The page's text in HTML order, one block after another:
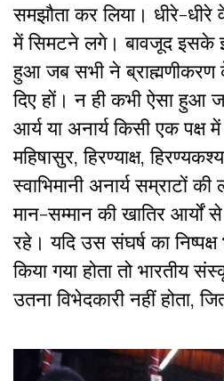
समझौता कर लिया। धीरे-धीरे
में सिमटने लगे। बावजूद इसके
हुआ जब सभी ने ब्राह्मणीकरण
दिए हों। न ही कभी ऐसा हुआ
आर्य या अनार्य किसी एक पक्ष
महिषासुर, हिरण्याक्ष,
स्वाभिमानी अनार्य सम्राटों
मान-सम्मान की खातिर
रहे। यदि उस संघर्ष का
किया गया होता तो भारतीय
उतना विभेदकारी नहीं होता,